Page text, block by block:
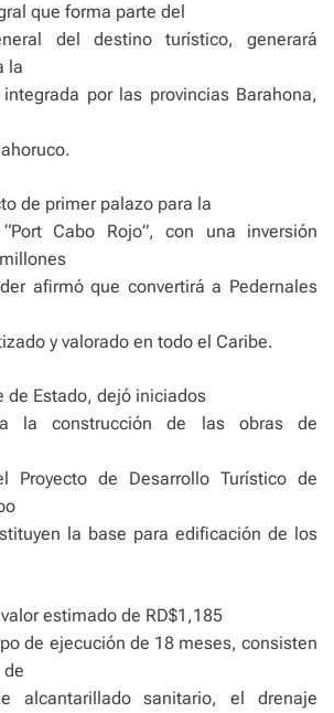
que forma parte del
del destino turístico, generará
la
por las provincias Barahona,
de primer palazo para la
Cabo Rojo”, con una inversión
afirmó que convertirá a Pedernales
y valorado en todo el Caribe.
de Estado, dejó iniciados
la construcción de las obras de
Proyecto de Desarrollo Turístico de
la base para edificación de los
estimado de RD$1,185
de ejecución de 18 meses, consisten
alcantarillado sanitario, el drenaje